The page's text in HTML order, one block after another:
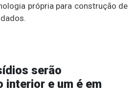
própria para construção de
serão
interior e um é em